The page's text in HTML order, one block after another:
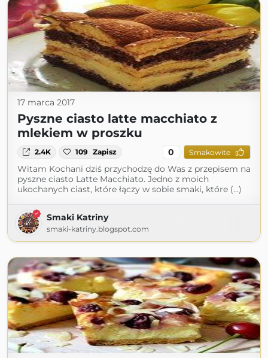
17 marca 2017
Pyszne ciasto latte macchiato z
mlekiem w proszku
2.4K 109 Zapisz 0 Smakowite
Witam Kochani dziś przychodzę do Was z przepisem na
pyszne ciasto Latte Macchiato. Jedno z moich
ukochanych ciast, które łączy w sobie smaki, które (...)
Smaki Katriny
smaki-katriny.blogspot.com